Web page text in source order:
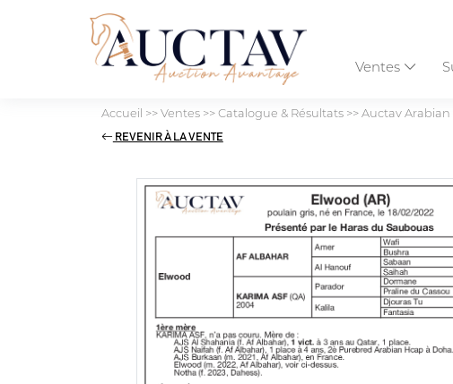
Ventes
Accueil >>Ventes>>Catalogue & Résultats>>Auctav Arabian
REVENIR À LA VENTE